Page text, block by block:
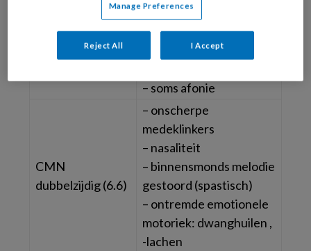
bulbair: PMN +
spier
– scherpe medeklinkers
– open neusspraak,
– soms afonie
CMN
dubbelzijdig (6.6)
– onscherpe
medeklinkers
– nasaliteit
– binnensmonds melodie
gestoord (spastisch)
– ontremde emotionele
motoriek: dwanghuilen ,
-lachen
Manage Preferences
Reject All I Accept